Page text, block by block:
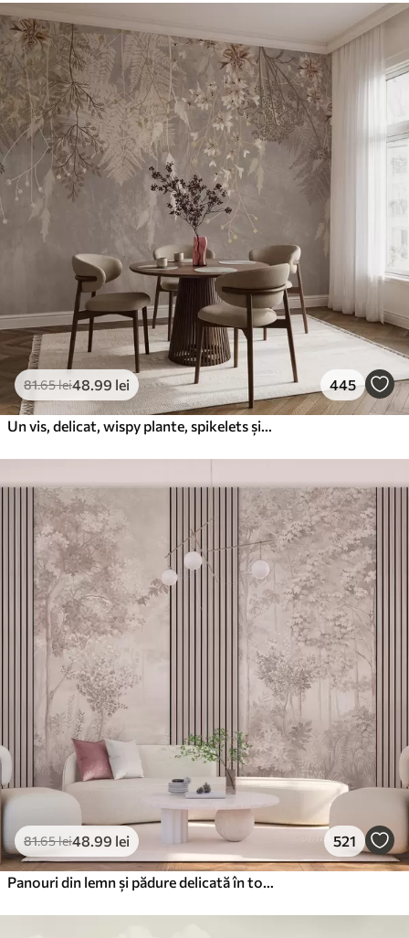
81.65lei48 .99 lei 445
81.65lei48 .99 lei 521